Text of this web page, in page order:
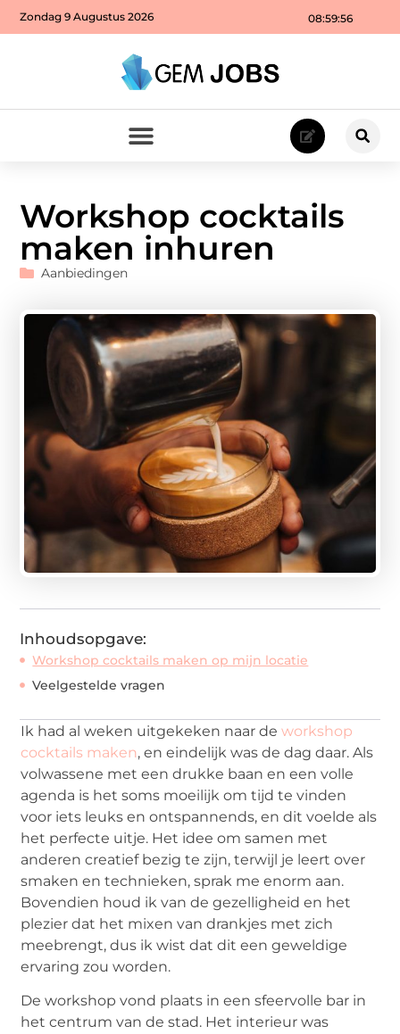
08:59:58
Zondag 9 Augustus 2026
Workshop cocktails
maken inhuren
Aanbiedingen
Inhoudsopgave:
Workshop cocktails maken op mijn locatie
Veelgestelde vragen
Ik had al weken uitgekeken naar deworkshop
cocktails maken, en eindelijk was de dag daar. Als
volwassene met een drukke baan en een volle
agenda is het soms moeilijk om tijd te vinden
voor iets leuks en ontspannends, en dit voelde als
het perfecte uitje. Het idee om samen met
anderen creatief bezig te zijn, terwijl je leert over
smaken en technieken, sprak me enorm aan.
Bovendien houd ik van de gezelligheid en het
plezier dat het mixen van drankjes met zich
meebrengt, dus ik wist dat dit een geweldige
ervaring zou worden.
De workshop vond plaats in een sfeervolle bar in
het centrum van de stad. Het interieur was